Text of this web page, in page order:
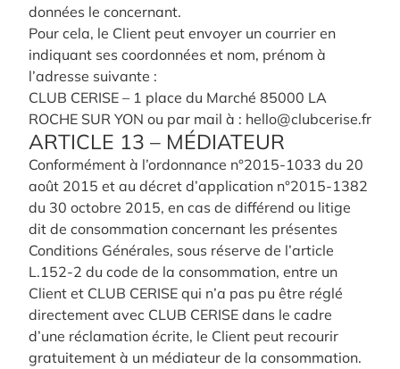
données le concernant.
Pour cela, le Client peut envoyer un courrier en
indiquant ses coordonnées et nom, prénom à
l’adresse suivante :
CLUB CERISE – 1 place du Marché 85000 LA
ROCHE SUR YON ou par mail à : hello@clubcerise.fr
ARTICLE 13 – MÉDIATEUR
Conformément à l’ordonnance n°2015-1033 du 20
août 2015 et au décret d’application n°2015-1382
du 30 octobre 2015, en cas de différend ou litige
dit de consommation concernant les présentes
Conditions Générales, sous réserve de l’article
L.152-2 du code de la consommation, entre un
Client et CLUB CERISE qui n’a pas pu être réglé
directement avec CLUB CERISE dans le cadre
d’une réclamation écrite, le Client peut recourir
gratuitement à un médiateur de la consommation.